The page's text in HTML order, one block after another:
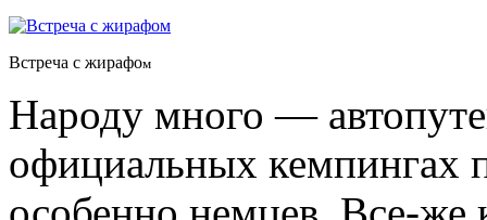
Встреча с жирафом
Народу много —
официальных кемпингах